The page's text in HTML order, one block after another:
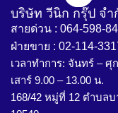
บริษัท วีนิก กรุ๊ป จำ
สายด่วน : 064-598-
ฝ่ายขาย : 02-114-
เวลาทำการ: จันทร์ – ศุ
เสาร์ 9.00 – 13.00 น.
168/42 หมู่ที่ 12 ตำบล